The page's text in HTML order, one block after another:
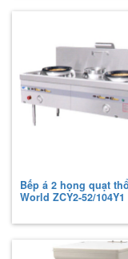
Bếp á 2 họng quạt
World ZCY2-52/104Y1